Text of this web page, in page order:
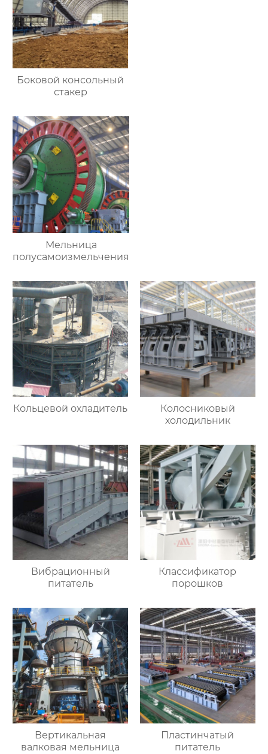
Боковой консольный
стакер
Мельница
полусамоизмельчения
Кольцевой охладитель
Колосниковый
холодильник
Вибрационный
питатель
Классификатор
порошков
Вертикальная
валковая мельница
Пластинчатый
питатель